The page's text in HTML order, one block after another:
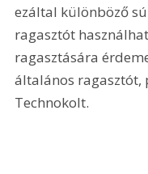
ezáltal különböző
ragasztót
ragasztására
általános ragasztót,
Technokolt.